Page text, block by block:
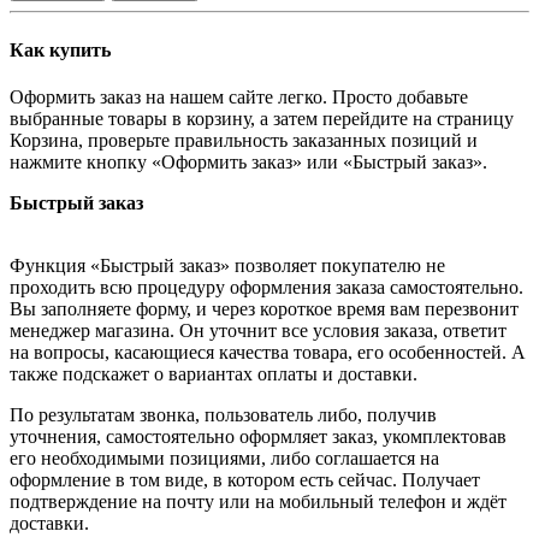
Как купить
Оформить заказ на нашем сайте легко. Просто добавьте
выбранные товары в корзину, а затем перейдите на страницу
Корзина, проверьте правильность заказанных позиций и
нажмите кнопку «Оформить заказ» или «Быстрый заказ».
Быстрый заказ
Функция «Быстрый заказ» позволяет покупателю не
проходить всю процедуру оформления заказа самостоятельно.
Вы заполняете форму, и через короткое время вам перезвонит
менеджер магазина. Он уточнит все условия заказа, ответит
на вопросы, касающиеся качества товара, его особенностей. А
также подскажет о вариантах оплаты и доставки.
По результатам звонка, пользователь либо, получив
уточнения, самостоятельно оформляет заказ, укомплектовав
его необходимыми позициями, либо соглашается на
оформление в том виде, в котором есть сейчас. Получает
подтверждение на почту или на мобильный телефон и ждёт
доставки.